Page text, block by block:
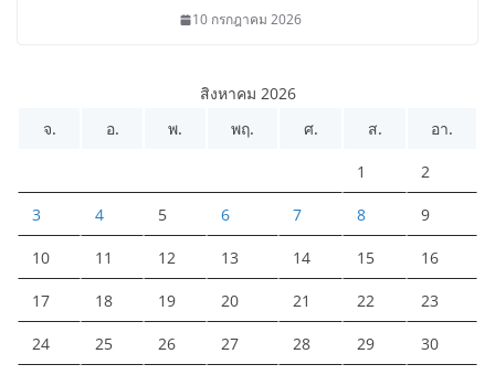
10 กรกฎาคม 2026
สิงหาคม 2026
จ.
อ. พ. พฤ. ศ. ส. อา.
1 2
3 4 5 6 7 8 9
10 11 12 13 14 15 16
17 18 19 20 21 22 23
24 25 26 27 28 29 30